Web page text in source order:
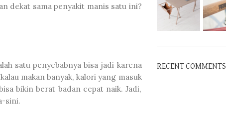
dekat sama penyakit manis satu ini?
satu penyebabnya bisa jadi karena
makan banyak, kalori yang masuk
bikin berat badan cepat naik. Jadi,
sini.
RECENT COMMENTS